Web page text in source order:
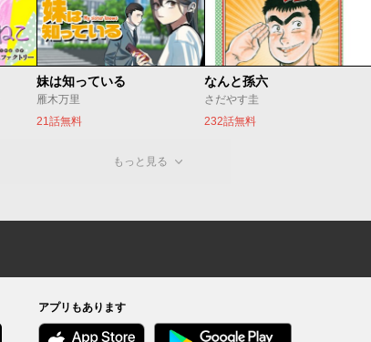
妹は知っている
雁木万里
21話無料
なんと孫六
さだやす圭
232話無料
もっと見る
アプリもあります